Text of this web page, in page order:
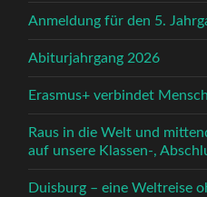
Anmeldung für den 5.
Abiturjahrgang 2026
Erasmus+ verbindet
Raus in die Welt und
auf unsere Klassen-,
Duisburg – eine Weltreise